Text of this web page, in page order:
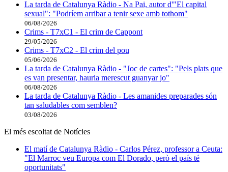
La tarda de Catalunya Ràdio - Na Pai, autor d'"El capital
sexual": "Podríem arribar a tenir sexe amb tothom"
06/08/2026
Crims - T7xC1 - El crim de Cappont
29/05/2026
Crims - T7xC2 - El crim del pou
05/06/2026
La tarda de Catalunya Ràdio - "Joc de cartes": "Pels plats que
es van presentar, hauria merescut guanyar jo"
06/08/2026
La tarda de Catalunya Ràdio - Les amanides preparades són
tan saludables com semblen?
03/08/2026
El més escoltat de Notícies
El matí de Catalunya Ràdio - Carlos Pérez, professor a Ceuta:
"El Marroc veu Europa com El Dorado, però el país té
oportunitats"